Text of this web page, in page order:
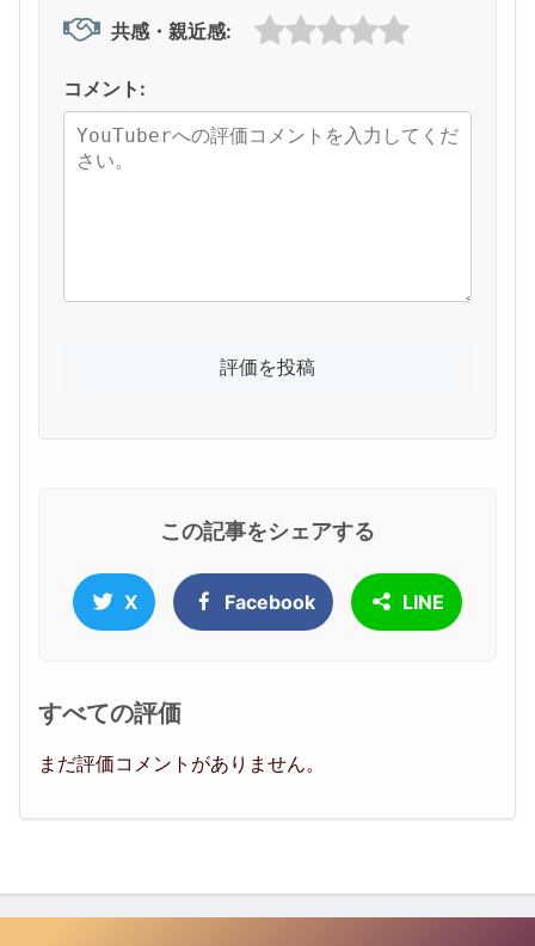
共感・親近感:
コメント:
この記事をシェアする
X Facebook LINE
すべての評価
まだ評価コメントがありません。